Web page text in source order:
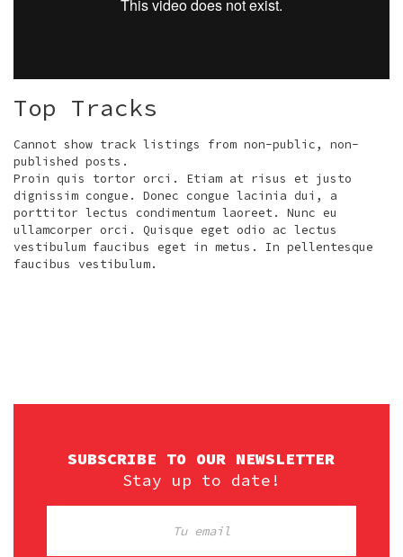
Top Tracks
Cannot show track listings from non-public, non-
published posts.
Proin quis tortor orci. Etiam at risus et justo
dignissim congue. Donec congue lacinia dui, a
porttitor lectus condimentum laoreet. Nunc eu
ullamcorper orci. Quisque eget odio ac lectus
vestibulum faucibus eget in metus. In pellentesque
faucibus vestibulum.
SUBSCRIBE TO OUR NEWSLETTER
Stay up to date!